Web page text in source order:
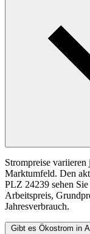
Strompreise
Marktumfeld. Den
PLZ 24239 sehen
Arbeitspreis,
Jahresverbrauch.
Gibt es Ökostrom in